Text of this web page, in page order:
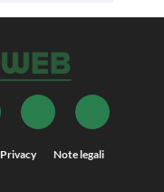
Privacy Note legali